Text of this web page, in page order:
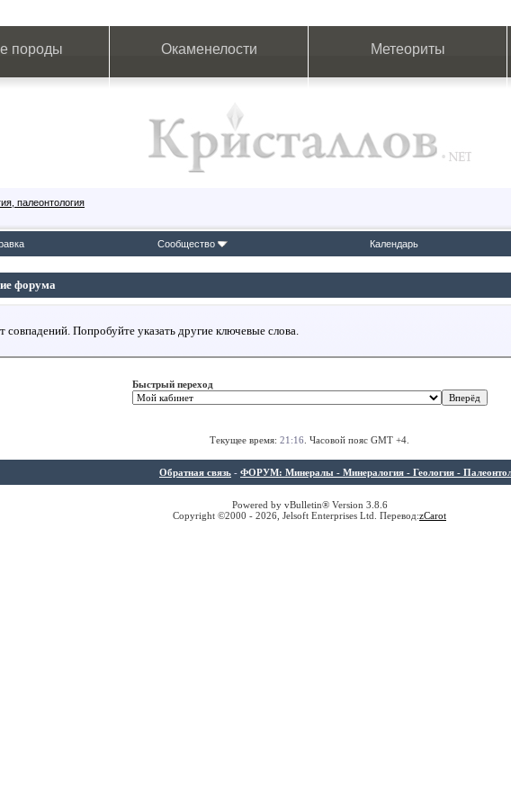
породы Окаменелости Метеориты
палеонтология
Сообщество Календарь
форума
совпадений. Попробуйте указать другие ключевые слова.
Быстрый переход
Текущее время: 21:16 . Часовой пояс GMT +4.
Обратная связь - ФОРУМ: Минералы - Минералогия - Геология -
Powered by vBulletin® Version 3.8.6
Copyright ©2000 - 2026, Jelsoft Enterprises Ltd. Перевод:zCarot